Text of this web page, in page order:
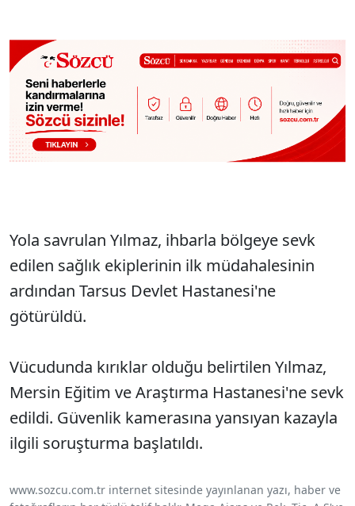
Yola savrulan Yılmaz, ihbarla bölgeye sevk
edilen sağlık ekiplerinin ilk müdahalesinin
ardından Tarsus Devlet Hastanesi'ne
götürüldü.
Vücudunda kırıklar olduğu belirtilen Yılmaz,
Mersin Eğitim ve Araştırma Hastanesi'ne sevk
edildi. Güvenlik kamerasına yansıyan kazayla
ilgili soruşturma başlatıldı.
www.sozcu.com.tr internet sitesinde yayınlanan yazı, haber ve